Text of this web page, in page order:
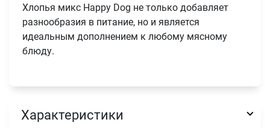
Хлопья микс Happy Dog не только добавляет
разнообразия в питание, но и является
идеальным дополнением к любому мясному
блюду.
Характеристики